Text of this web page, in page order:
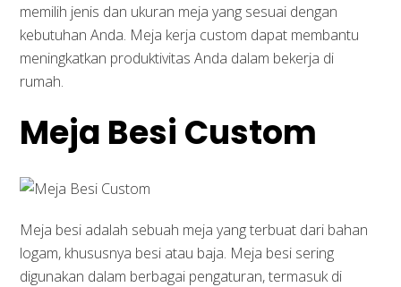
memilih jenis dan ukuran meja yang sesuai dengan
kebutuhan Anda. Meja kerja custom dapat membantu
meningkatkan produktivitas Anda dalam bekerja di
rumah.
Meja Besi Custom
Meja besi adalah sebuah meja yang terbuat dari bahan
logam, khususnya besi atau baja. Meja besi sering
digunakan dalam berbagai pengaturan, termasuk di